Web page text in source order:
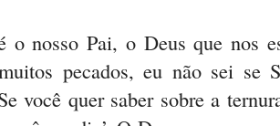
o nosso Pai, o Deus que nos
pecados, eu não sei se
você quer saber sobre a